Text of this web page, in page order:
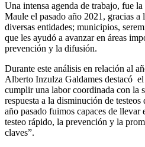
Una intensa agenda de trabajo, fue
Maule el pasado año 2021, gracias
diversas entidades; municipios,
que les ayudó a avanzar en áreas
prevención y la difusión.
Durante este análisis en relación al
Alberto Inzulza Galdames destacó
cumplir una labor coordinada con la
respuesta a la disminución de
año pasado fuimos capaces de
testeo rápido, la prevención y la
claves”.